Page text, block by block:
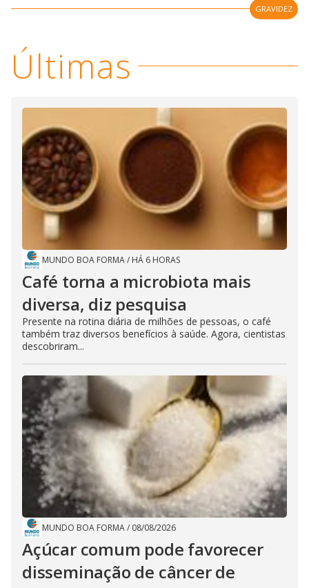
GRAVIDEZ
Últimas
MUNDO BOA FORMA/ HÁ 6 HORAS
Café torna a microbiota mais
diversa, diz pesquisa
Presente na rotina diária de milhões de pessoas, o café
também traz diversos benefícios à saúde. Agora, cientistas
descobriram...
MUNDO BOA FORMA/ 08/08/2026
Açúcar comum pode favorecer
disseminação de câncer de